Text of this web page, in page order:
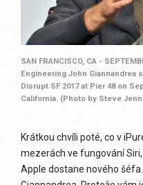
SAN FRANCISCO, CA -
Engineering John Giannandrea
Disrupt SF 2017 at Pier 48 on
California. (Photo by Steve
Krátkou chvíli poté, co v
mezerách ve fungování
Apple dostane nového